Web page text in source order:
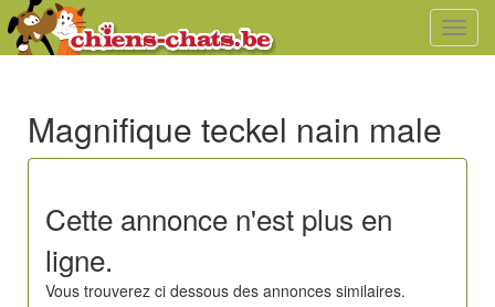
Magnifique teckel nain male
Cette annonce n'est plus en
ligne.
Vous trouverez ci dessous des annonces similaires.